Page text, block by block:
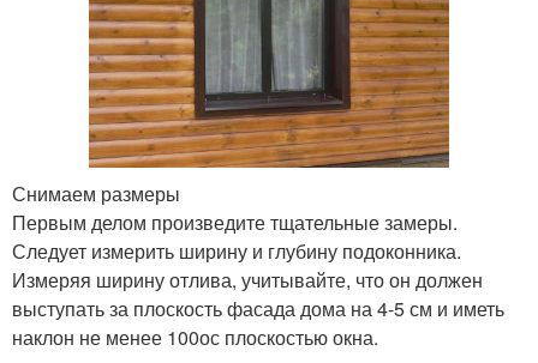
Виды для окон Отливы на крышу
Снимаем размеры
Первым делом произведите тщательные замеры.
Следует измерить ширину и глубину подоконника.
Измеряя ширину отлива, учитывайте, что он должен
выступать за плоскость фасада дома на 4-5 см и иметь
наклон не менее 100ос плоскостью окна.